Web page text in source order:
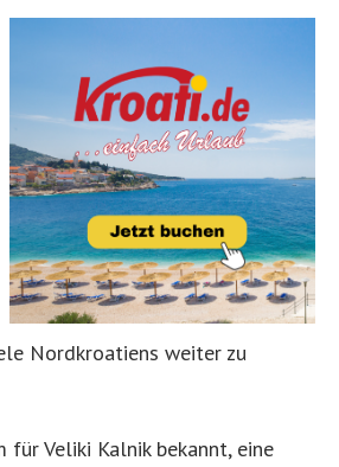
Nordkroatiens weiter zu
Veliki Kalnik bekannt, eine